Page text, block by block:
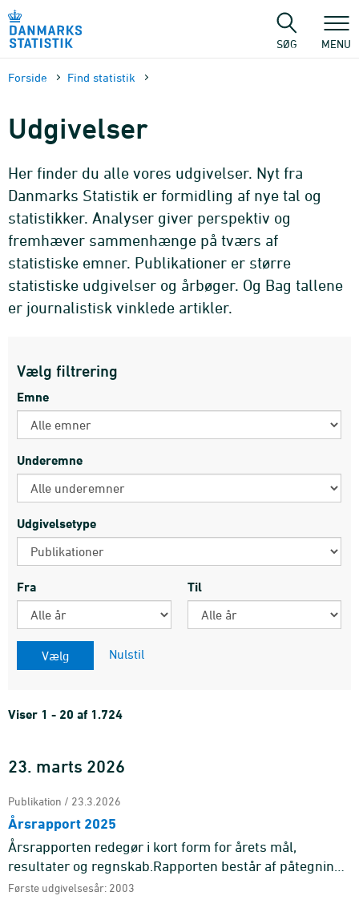
sidens
SØG MENU
Forside Find statistik
Udgivelser
Her finder du alle vores udgivelser. Nyt fra
Danmarks Statistik er formidling af nye tal og
statistikker. Analyser giver perspektiv og
fremhæver sammenhænge på tværs af
statistiske emner. Publikationer er større
statistiske udgivelser og årbøger. Og Bag tallene
er journalistisk vinklede artikler.
Vælg filtrering
Emne
Underemne
Udgivelsetype
Fra Til
Nulstil
Viser 1 - 20 af 1.724
23. marts 2026
Publikation / 23.3.2026
Årsrapport 2025
Årsrapporten redegør i kort form for årets mål,
resultater og regnskab.Rapporten består af påtegning,
beretning, regnskab samt bilag.
Første udgivelsesår: 2003